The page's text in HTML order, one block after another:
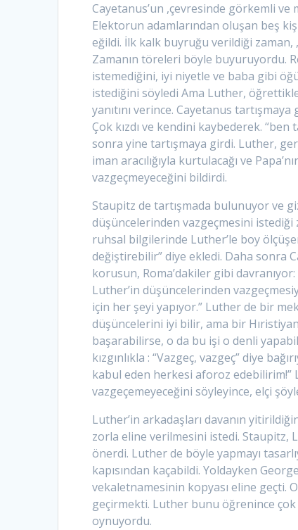
Cayetanus’un ,çevresinde görkemli ve
Elektorun adamlarından oluşan beş
eğildi. İlk kalk buyruğu verildiği
Zamanın töreleri böyle buyuruyordu.
istemediğini, iyi niyetle ve baba gibi
istediğini söyledi Ama Luther,
yanıtını verince. Cayetanus
Çok kızdı ve kendini kaybederek. “ben
sonra yine tartışmaya girdi. Luther,
iman aracılığıyla kurtulacağı ve
vazgeçmeyeceğini bildirdi.
Staupitz de tartışmada bulunuyor ve
düşüncelerinden vazgeçmesini istediği
ruhsal bilgilerinde Luther’le boy
değiştirebilir” diye ekledi. Daha sonra
korusun, Roma’dakiler gibi
Luther’in düşüncelerinden
için her şeyi yapıyor.” Luther de bir
düşüncelerini iyi bilir, ama bir
başarabilirse, o da bu işi o denli
kızgınlıkla : “Vazgeç, vazgeç” diye
kabul eden herkesi aforoz edebilirim!”
vazgeçemeyeceğini söyleyince, elçi
Luther’in arkadaşları davanın
zorla eline verilmesini istedi. Staupitz,
önerdi. Luther de böyle yapmayı
kapısından kaçabildi. Yoldayken
vekaletnamesinin kopyası eline geçti.
geçirmekti. Luther bunu öğrenince çok
oynuyordu.